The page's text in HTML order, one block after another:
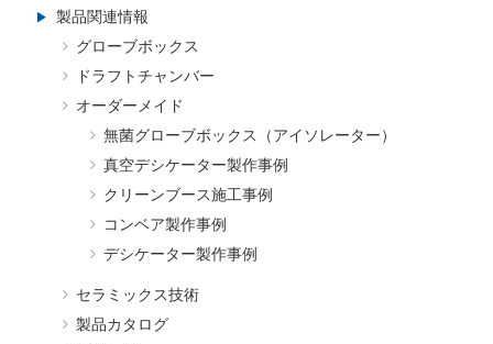
製品関連情報
グローブボックス
ドラフトチャンバー
オーダーメイド
無菌グローブボックス（アイソレーター）
真空デシケーター製作事例
クリーンブース施工事例
コンベア製作事例
デシケーター製作事例
セラミックス技術
製品カタログ